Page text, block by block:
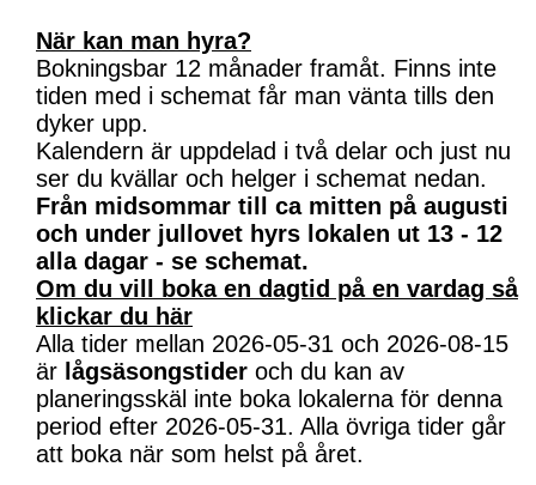
När kan man hyra?
Bokningsbar 12 månader framåt. Finns inte
tiden med i schemat får man vänta tills den
dyker upp.
Kalendern är uppdelad i två delar och just nu
ser du kvällar och helger i schemat nedan.
Från midsommar till ca mitten på augusti
och under jullovet hyrs lokalen ut 13 - 12
alla dagar - se schemat.
Om du vill boka en dagtid på en vardag så
klickar du här
Alla tider mellan 2026-05-31 och 2026-08-15
är lågsäsongstider och du kan av
planeringsskäl inte boka lokalerna för denna
period efter 2026-05-31. Alla övriga tider går
att boka när som helst på året.